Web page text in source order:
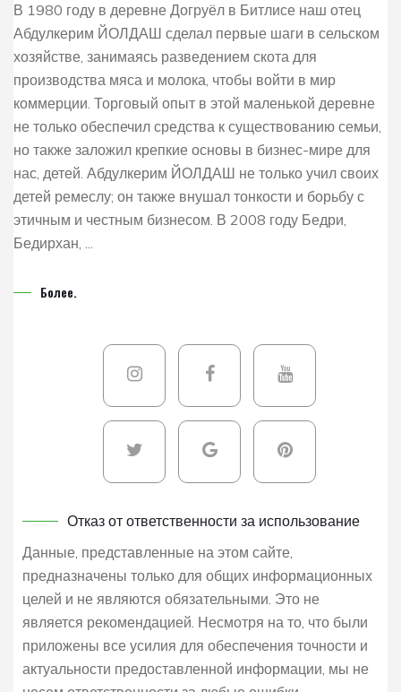
В 1980 году в деревне Догруёл в Битлисе наш отец
Абдулкерим ЙОЛДАШ сделал первые шаги в сельском
хозяйстве, занимаясь разведением скота для
производства мяса и молока, чтобы войти в мир
коммерции. Торговый опыт в этой маленькой деревне
не только обеспечил средства к существованию семьи,
но также заложил крепкие основы в бизнес-мире для
нас, детей. Абдулкерим ЙОЛДАШ не только учил своих
детей ремеслу; он также внушал тонкости и борьбу с
этичным и честным бизнесом. В 2008 году Бедри,
Бедирхан, ...
Более.
Отказ от ответственности за использование
Данные, представленные на этом сайте,
предназначены только для общих информационных
целей и не являются обязательными. Это не
является рекомендацией. Несмотря на то, что были
приложены все усилия для обеспечения точности и
актуальности предоставленной информации, мы не